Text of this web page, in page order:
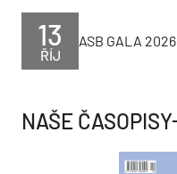
ŘÍJ
13 ASB GALA 2026
NAŠE ČASOPISY